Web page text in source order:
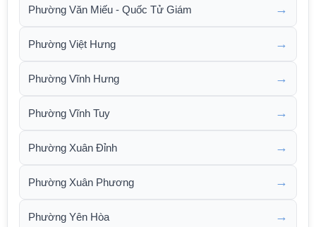
Phường Văn Miếu - Quốc Tử Giám →
Phường Việt Hưng →
Phường Vĩnh Hưng →
Phường Vĩnh Tuy →
Phường Xuân Đỉnh →
Phường Xuân Phương →
Phường Yên Hòa →